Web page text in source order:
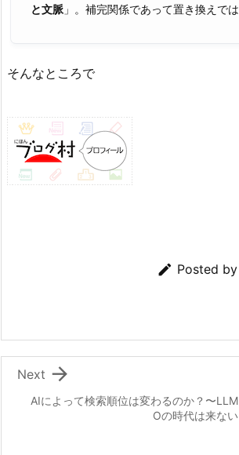
と文脈」。補完関係であって置き換えでは
そんなところで
 Posted by
AIによって検索順位は変わるのか？〜LLM
Oの時代は来ない

Next